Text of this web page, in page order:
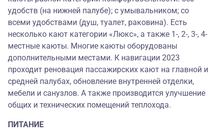
удобств (на нижней палубе); с умывальником; со
всеми удобствами (душ, туалет, раковина). Есть
несколько кают категории «Люкс», а также 1-, 2-, 3-, 4-
местные каюты. Многие каюты оборудованы
дополнительными местами. К навигации 2023
проходит реновация пассажирских кают на главной и
средней палубах, обновление внутренней отделки,
мебели и санузлов. А также производится улучшение
общих и технических помещений теплохода.
ПИТАНИЕ